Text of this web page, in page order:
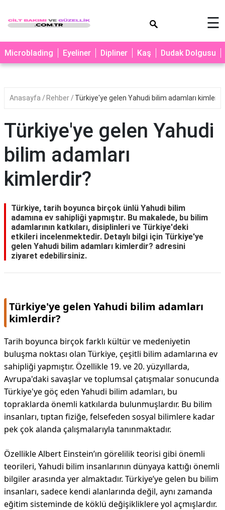
MAKYAJ
MİCROBLADİNG
LAZER
PROTEZ
PEELİNG
ERKEK
CİLT
BAKIMI
DİPLİNER
☰
Microblading Eyeliner Dipliner Kaş Dudak Dolgusu
Anasayfa Rehber Türkiye'ye gelen Yahudi bilim adamları
Türkiye'ye gelen Yahudi
bilim adamları
kimlerdir?
Türkiye, tarih boyunca birçok ünlü Yahudi bilim
adamına ev sahipliği yapmıştır. Bu makalede, bu bilim
adamlarının katkıları, disiplinleri ve Türkiye'deki
etkileri incelenmektedir. Detaylı bilgi için Türkiye'ye
gelen Yahudi bilim adamları kimlerdir? adresini
ziyaret edebilirsiniz.
Türkiye'ye gelen Yahudi bilim adamları
kimlerdir?
Tarih boyunca birçok farklı kültür ve medeniyetin
buluşma noktası olan Türkiye, çeşitli bilim adamlarına ev
sahipliği yapmıştır. Özellikle 19. ve 20. yüzyıllarda,
Avrupa'daki savaşlar ve toplumsal çatışmalar sonucunda
Türkiye'ye göç eden Yahudi bilim adamları, bu
topraklarda önemli katkılarda bulunmuşlardır. Bu bilim
insanları, tıptan fiziğe, felsefeden sosyal bilimlere kadar
pek çok alanda çalışmalarıyla tanınmaktadır.
Özellikle Albert Einstein’ın görelilik teorisi gibi önemli
teorileri, Yahudi bilim insanlarının dünyaya kattığı önemli
bilgiler arasında yer almaktadır. Türkiye’ye gelen bu bilim
insanları, sadece kendi alanlarında değil, aynı zamanda
eğitim sisteminde de köklü değişikliklere yol açmışlardır.